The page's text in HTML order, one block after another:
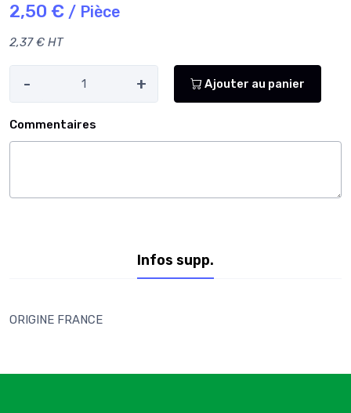
2,50 € / Pièce
2,37 € HT
- + Ajouter au panier
Commentaires
Infos supp.
ORIGINE FRANCE